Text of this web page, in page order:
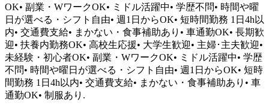
OK• 副業・WワークOK• ミドル活躍中• 学歴不問• 時間や曜
日が選べる・シフト自由• 週1日からOK• 短時間勤務 1日4h以
内• 交通費支給• まかない・食事補助あり• 車通勤OK• 長期歓
迎• 扶養内勤務OK• 高校生応援• 大学生歓迎• 主婦･主夫歓迎•
未経験・初心者OK• 副業・WワークOK• ミドル活躍中• 学歴
不問• 時間や曜日が選べる・シフト自由• 週1日からOK• 短時
間勤務 1日4h以内• 交通費支給• まかない・食事補助あり• 車
通勤OK• 制服あり.